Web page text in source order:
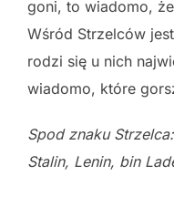
goni, to wiadomo,
Wśród Strzelców
rodzi się u nich
wiadomo, które
Spod znaku
Stalin, Lenin, bin